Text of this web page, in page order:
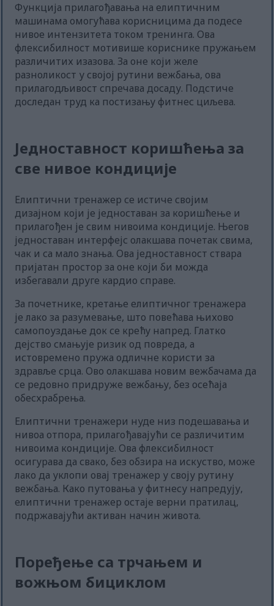
Функција прилагођавања на елиптичним
машинама омогућава корисницима да подесе
нивое интензитета током тренинга. Ова
флексибилност мотивише кориснике пружањем
различитих изазова. За оне који желе
разноликост у својој рутини вежбања, ова
прилагодљивост спречава досаду. Подстиче
доследан труд ка постизању фитнес циљева.
Једноставност коришћења за
све нивое кондиције
Елиптични тренажер се истиче својим
дизајном који је једноставан за коришћење и
прилагођен је свим нивоима кондиције. Његов
једноставан интерфејс олакшава почетак свима,
чак и са мало знања. Ова једноставност ствара
пријатан простор за оне који би можда
избегавали друге кардио справе.
За почетнике, кретање елиптичног тренажера
је лако за разумевање, што повећава њихово
самопоуздање док се крећу напред. Глатко
дејство смањује ризик од повреда, а
истовремено пружа одличне користи за
здравље срца. Ово олакшава новим вежбачама да
се редовно придруже вежбању, без осећаја
обесхрабрења.
Елиптични тренажери нуде низ подешавања и
нивоа отпора, прилагођавајући се различитим
нивоима кондиције. Ова флексибилност
осигурава да свако, без обзира на искуство, може
лако да уклопи овај тренажер у своју рутину
вежбања. Како путовања у фитнесу напредују,
елиптични тренажер остаје верни пратилац,
подржавајући активан начин живота.
Поређење са трчањем и
вожњом бициклом